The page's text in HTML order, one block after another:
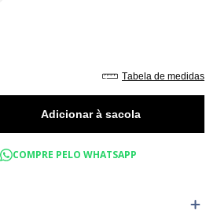
tabela de medidas
COMPRE PELO WHATSAPP